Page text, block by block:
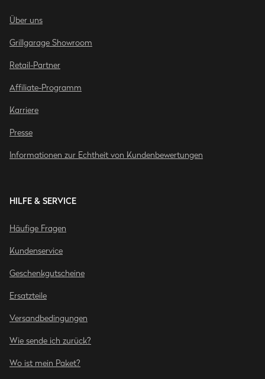
Über uns
Grillgarage Showroom
Retail-Partner
Affiliate-Programm
Karriere
Presse
Informationen zur Echtheit von Kundenbewertungen
HILFE & SERVICE
Häufige Fragen
Kundenservice
Geschenkgutscheine
Ersatzteile
Versandbedingungen
Wie sende ich zurück?
Wo ist mein Paket?